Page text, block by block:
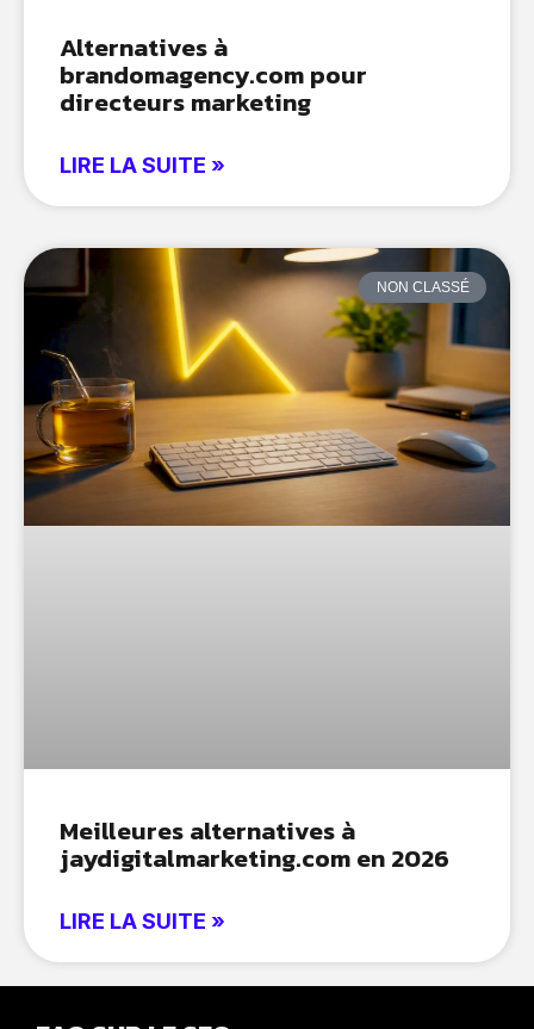
Alternatives à
brandomagency.com pour
directeurs marketing
LIRE LA SUITE »
NON CLASSÉ
Meilleures alternatives à
jaydigitalmarketing.com en 2026
LIRE LA SUITE »